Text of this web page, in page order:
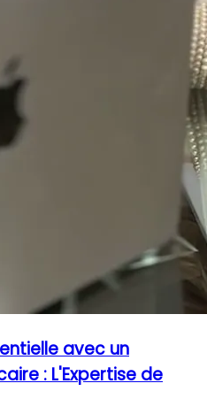
avec un
: L'Expertise de